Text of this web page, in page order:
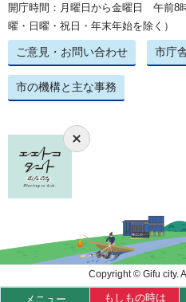
メニュー もしもの時は
開庁時間：月曜日から金曜日 午前8
曜・日曜・祝日・年末年始を除く）
ご意見・お問い合わせ 市庁
市の機構と主な事務
Copyright © Gifu city.